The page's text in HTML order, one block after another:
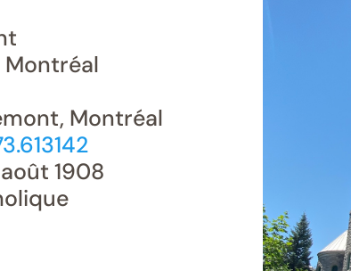
Montréal
Montréal
1908